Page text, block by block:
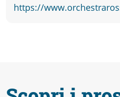
Percorsi
https://